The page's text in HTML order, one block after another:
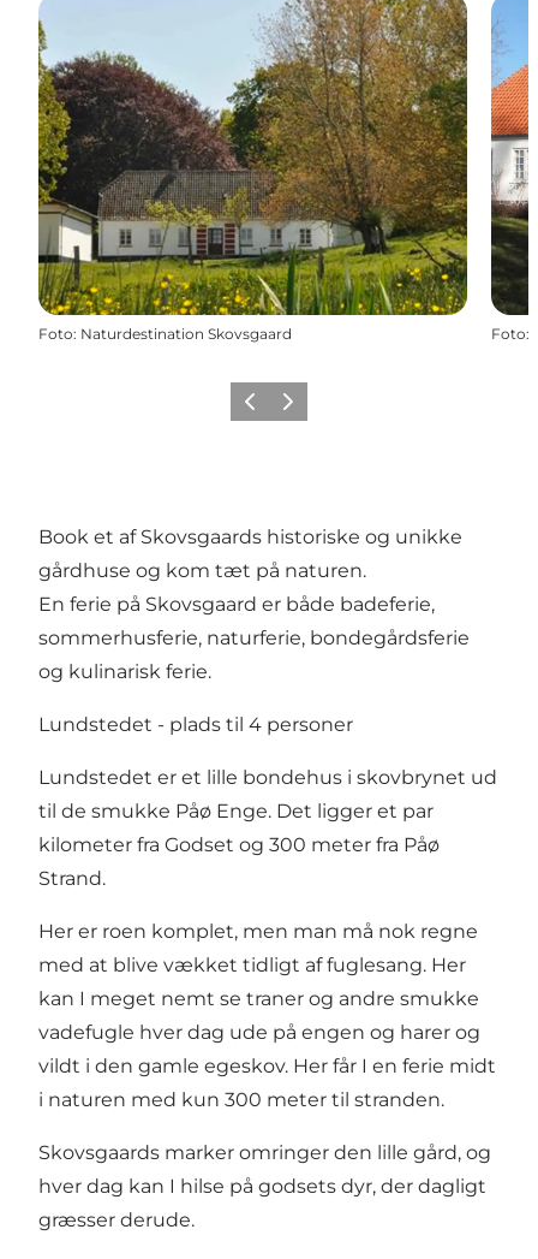
Foto: Naturdestination Skovsgaard Foto:
ForrigeNæste
Book et af Skovsgaards historiske og unikke
gårdhuse og kom tæt på naturen.
En ferie på Skovsgaard er både badeferie,
sommerhusferie, naturferie, bondegårdsferie
og kulinarisk ferie.
Lundstedet - plads til 4 personer
Lundstedet er et lille bondehus i skovbrynet ud
til de smukke Påø Enge. Det ligger et par
kilometer fra Godset og 300 meter fra Påø
Strand.
Her er roen komplet, men man må nok regne
med at blive vækket tidligt af fuglesang. Her
kan I meget nemt se traner og andre smukke
vadefugle hver dag ude på engen og harer og
vildt i den gamle egeskov. Her får I en ferie midt
i naturen med kun 300 meter til stranden.
Skovsgaards marker omringer den lille gård, og
hver dag kan I hilse på godsets dyr, der dagligt
græsser derude.